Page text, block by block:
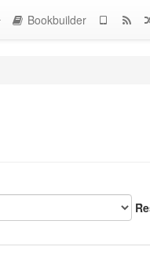
Bookbuilder